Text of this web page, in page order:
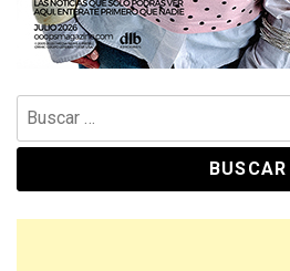
Buscar: